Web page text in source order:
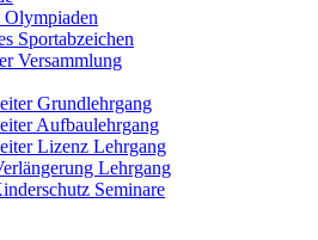
Sportabzeichen
Versammlung
Grundlehrgang
Aufbaulehrgang
Lizenz Lehrgang
Lehrgang
Seminare